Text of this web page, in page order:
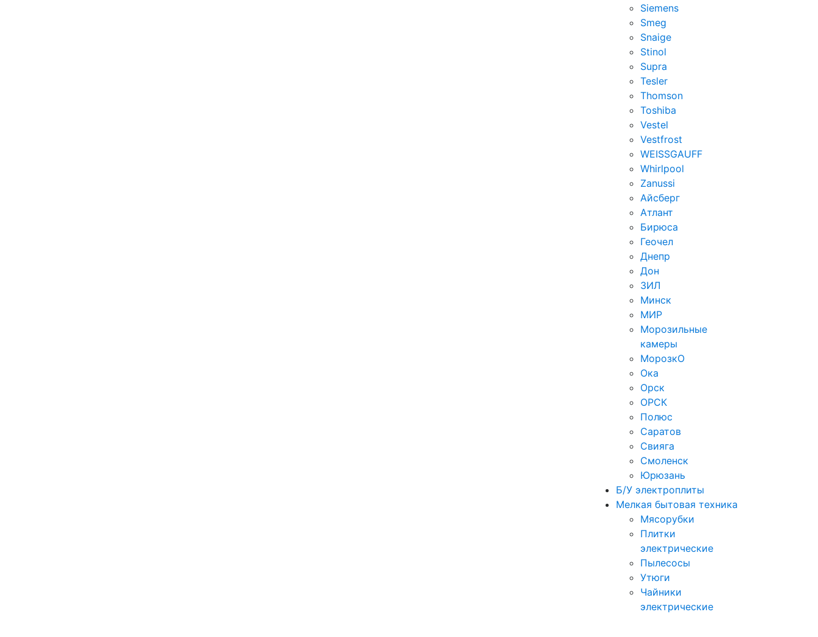
Siemens
Smeg
Snaige
Stinol
Supra
Tesler
Thomson
Toshiba
Vestel
Vestfrost
WEISSGAUFF
Whirlpool
Zanussi
Айсберг
Атлант
Бирюса
Геочел
Днепр
Дон
ЗИЛ
Минск
МИР
Морозильные
камеры
МорозкО
Ока
Орск
ОРСК
Полюс
Саратов
Свияга
Смоленск
Юрюзань
Б/У электроплиты
Мелкая бытовая техника
Мясорубки
Плитки
электрические
Пылесосы
Утюги
Чайники
электрические